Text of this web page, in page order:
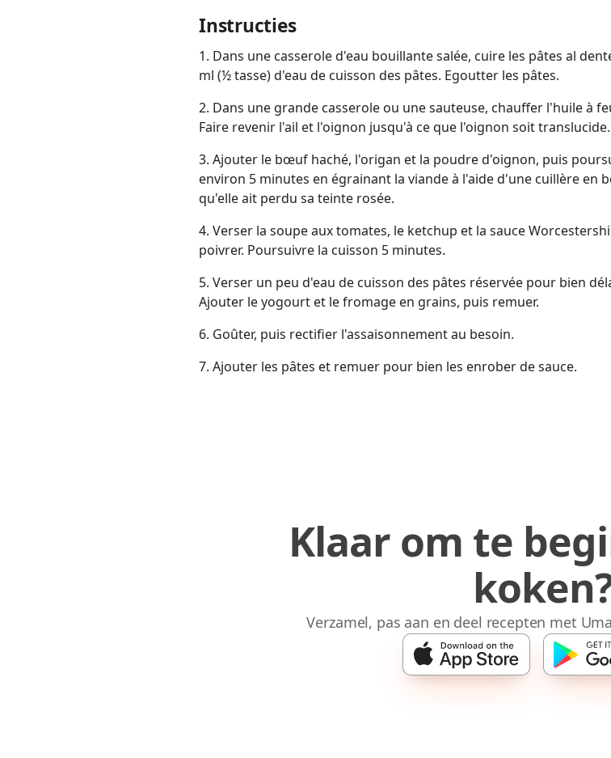
Instructies
1. Dans une casserole d'eau bouillante salée, cuire les pâtes al
ml (½ tasse) d'eau de cuisson des pâtes. Egoutter les pâtes.
2. Dans une grande casserole ou une sauteuse, chauffer l'huile à
Faire revenir l'ail et l'oignon jusqu'à ce que l'oignon soit translucide.
3. Ajouter le bœuf haché, l'origan et la poudre d'oignon, puis
environ 5 minutes en égrainant la viande à l'aide d'une cuillère en
qu'elle ait perdu sa teinte rosée.
4. Verser la soupe aux tomates, le ketchup et la sauce
poivrer. Poursuivre la cuisson 5 minutes.
5. Verser un peu d'eau de cuisson des pâtes réservée pour bien
Ajouter le yogourt et le fromage en grains, puis remuer.
6. Goûter, puis rectifier l'assaisonnement au besoin.
7. Ajouter les pâtes et remuer pour bien les enrober de sauce.
Klaar om te
Verzamel, pas aan en deel recepten met